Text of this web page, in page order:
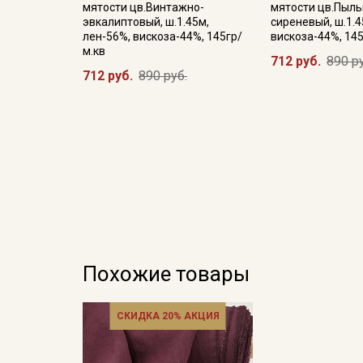
мятости цв.Винтажно-
эвкалиптовый, ш.1.45м,
лен-56%, вискоза-44%, 145гр/
м.кв
712 руб. 890 руб.
мятости
сиреневый,
вискоза-44%,
712 руб. 890
Похожие товары
СКИДКА 20% АКЦИЯ